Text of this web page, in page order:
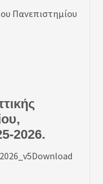
Πανεπιστημίου
2026.